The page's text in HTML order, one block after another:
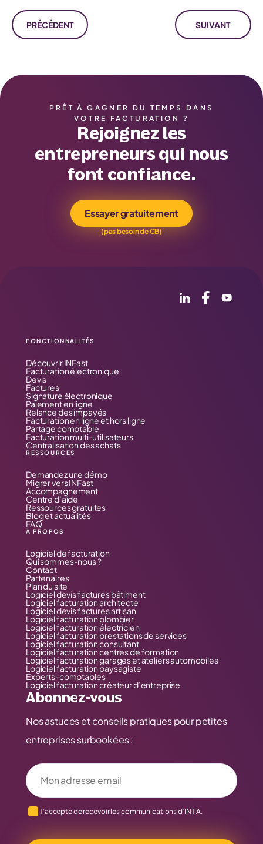
PRÉCÉDENT SUIVANT
PRÊT À GAGNER DU TEMPS DANS
VOTRE FACTURATION ?
Rejoignez les
entrepreneurs qui nous
font confiance.
Essayer gratuitement
(pas besoin de CB)
FONCTIONNALITÉS
Découvrir INFast
Facturation électronique
Devis
Factures
Signature électronique
Paiement en ligne
Relance des impayés
Facturation en ligne et hors ligne
Partage comptable
Facturation multi-utilisateurs
Centralisation des achats
RESSOURCES
Demandez une démo
Migrer vers INFast
Accompagnement
Centre d’aide
Ressources gratuites
Blog et actualités
FAQ
À PROPOS
Logiciel de facturation
Qui sommes-nous ?
Contact
Partenaires
Plan du site
Logiciel devis factures bâtiment
Logiciel facturation architecte
Logiciel devis factures artisan
Logiciel facturation plombier
Logiciel facturation électricien
Logiciel facturation prestations de services
Logiciel facturation consultant
Logiciel facturation centres de formation
Logiciel facturation garages et ateliers automobiles
Logiciel facturation paysagiste
Experts-comptables
Logiciel facturation créateur d’entreprise
Abonnez-vous
Nos astuces et conseils pratiques pour petites
entreprises surbookées :
Votre adresse email
J’accepte de recevoir les communications d’INTIA.